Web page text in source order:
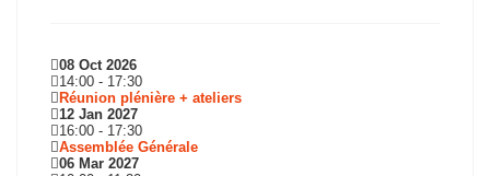
08 Oct 2026
14:00 - 17:30
Réunion plénière + ateliers
12 Jan 2027
16:00 - 17:30
Assemblée Générale
06 Mar 2027